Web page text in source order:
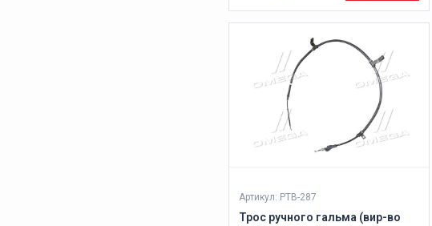
Артикул: PTB-287
Трос ручного гальма (вир-во